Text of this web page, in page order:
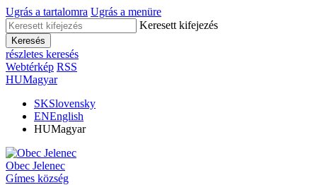
Ugrás a tartalomra Ugrás a menüre
Keresett kifejezés
Keresés
részletes keresés
Webtérkép RSS
HUMagyar
SKSlovensky
ENEnglish
HUMagyar
Obec Jelenec
Gímes község